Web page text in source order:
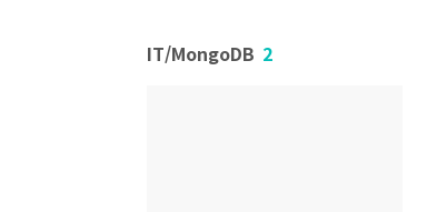
IT/MongoDB 2